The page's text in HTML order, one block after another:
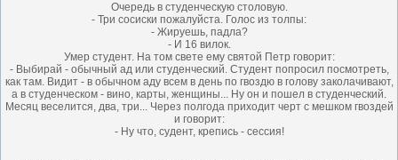
Очередь в студенческую столовую.
- Три сосиски пожалуйста. Голос из толпы:
- Жируешь, падла?
- И 16 вилок.
Умер студент. На том свете ему святой Петр говорит:
- Выбирай - обычный ад или студенческий. Студент попросил посмотреть,
как там. Видит - в обычном аду всем в день по гвоздю в голову заколачивают,
а в студенческом - вино, карты, женщины... Ну он и пошел в студенческий.
Месяц веселится, два, три... Через полгода приходит черт с мешком гвоздей
и говорит:
- Ну что, судент, крепись - сессия!